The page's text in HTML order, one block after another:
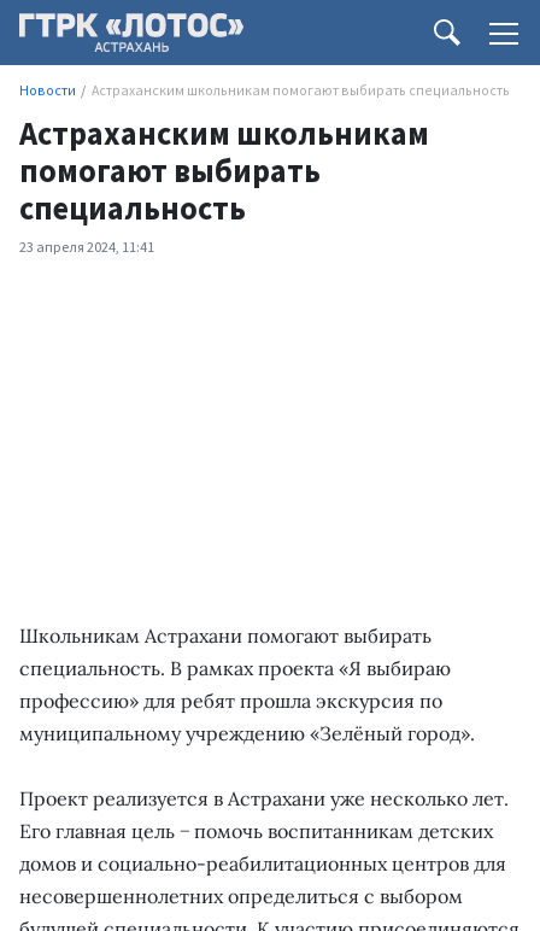
Новости Астраханским школьникам помогают выбирать специальность
Астраханским школьникам
помогают выбирать
специальность
23 апреля 2024, 11:41
Школьникам Астрахани помогают выбирать
специальность. В рамках проекта «Я выбираю
профессию» для ребят прошла экскурсия по
муниципальному учреждению «Зелёный город».
Проект реализуется в Астрахани уже несколько лет.
Его главная цель − помочь воспитанникам детских
домов и социально-реабилитационных центров для
несовершеннолетних определиться с выбором